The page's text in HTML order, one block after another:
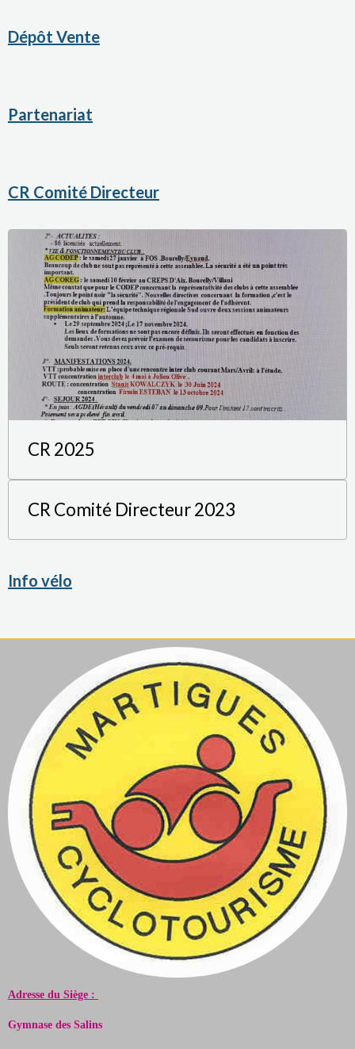
Dépôt Vente
Partenariat
CR Comité Directeur
CR 2025
CR Comité Directeur 2023
Info vélo
Adresse du Siège :
Gymnase des Salins